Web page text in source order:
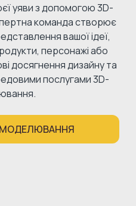
уяви з допомогою 3D-
команда створює
вашої ідеї,
персонажі або
досягнення дизайну та
послугами 3D-